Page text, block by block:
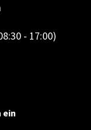
- 17:00)
ein